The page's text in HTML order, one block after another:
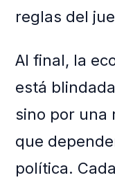
reglas del
Al final, la
está
sino por una
que
política.